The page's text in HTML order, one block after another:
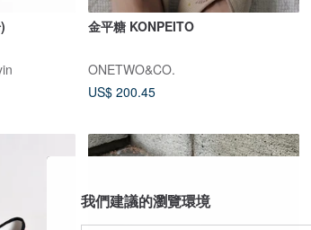
金平糖 KONPEITO
ONETWO&CO.
US$ 200.45
我們建議的瀏覽環境